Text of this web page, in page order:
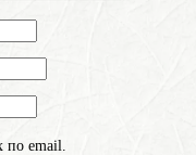
по email.